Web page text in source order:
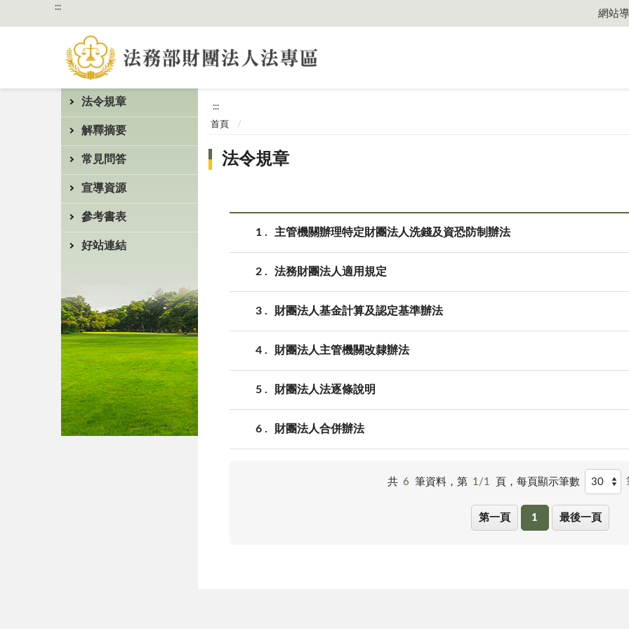
:::
網站
法令規章
解釋摘要
常見問答
宣導資源
參考書表
好站連結
:::
首頁
法令規章
1 主管機關辦理特定財團法人洗錢及資恐防制辦法
2 法務財團法人適用規定
3 財團法人基金計算及認定基準辦法
4 財團法人主管機關改隸辦法
5 財團法人法逐條說明
6 財團法人合併辦法
共 6 筆資料，第 1/1 頁， 每頁顯示筆數
第一頁 1 最後一頁